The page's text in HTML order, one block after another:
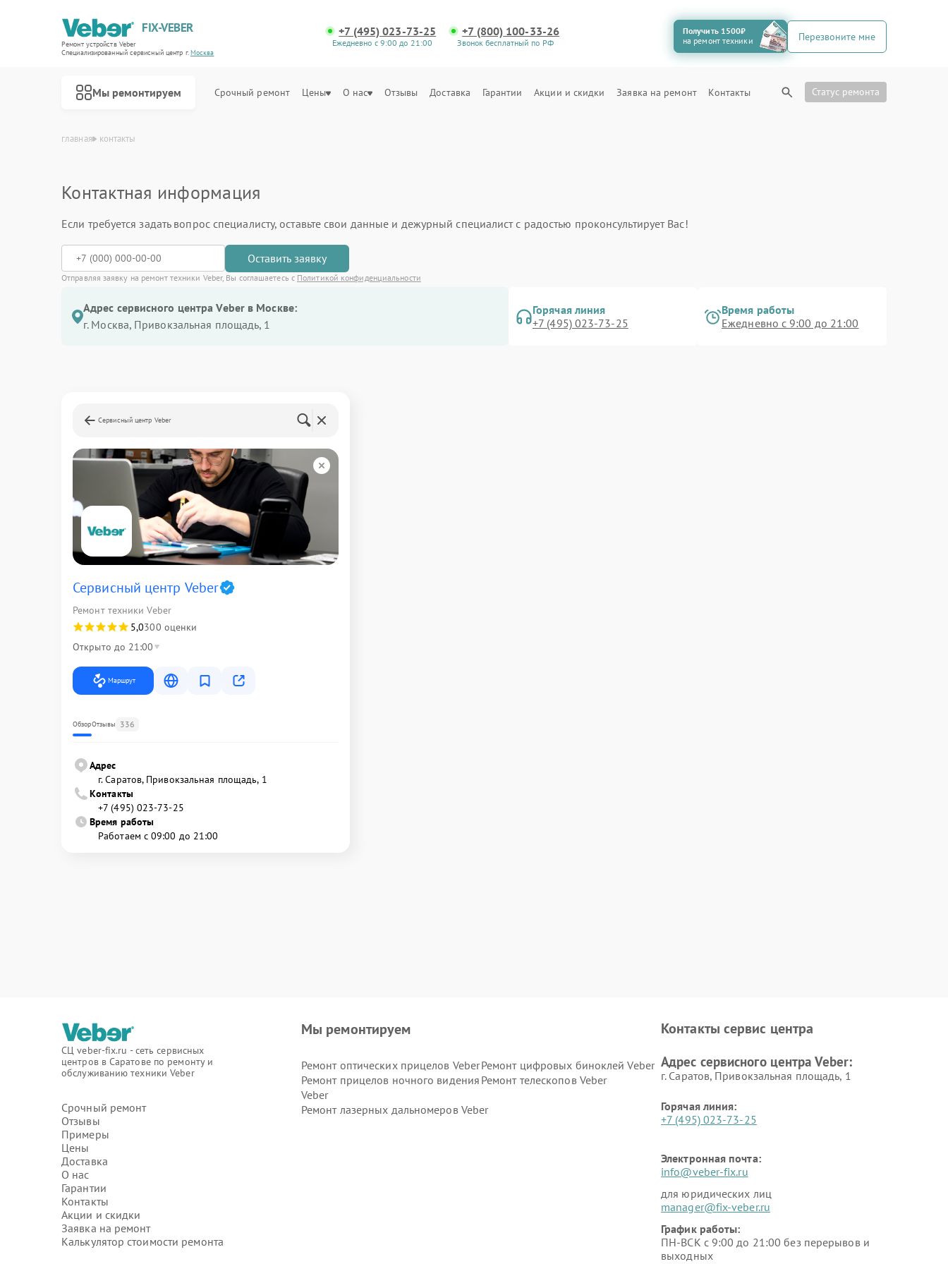
FIX-VEBER
Ремонт устройств Veber
Специализированный cервисный центр г.Москва
+7 (495) 023-73-25
Ежедневно с 9:00 до 21:00
+7 (800) 100-33-26
Звонок бесплатный по РФ
Получить 1500₽
на ремонт техники
Перезвоните мне
Мы ремонтируем Срочный ремонт Цены О нас Отзывы Доставка Гарантии Акции и скидки Заявка на ремонт Контакты Статус ремонта
главная контакты
Контактная информация
Если требуется задать вопрос специалисту, оставьте свои данные и дежурный специалист с радостью проконсультирует Вас!
Оставить заявку
Отправляя заявку на ремонт техники Veber, Вы соглашаетесь с Политикой конфиденциальности
Адрес сервисного центра Veber в Москве:
г. Москва, Привокзальная площадь, 1
Горячая линия
+7 (495) 023-73-25
Время работы
Ежедневно с 9:00 до 21:00
Сервисный центр Veber
Сервисный центр Veber
Ремонт техники Veber
5,0300 оценки
Открыто до 21:00
Маршрут
ОбзорОтзывы 336
Адрес
г. Саратов, Привокзальная площадь, 1
Контакты
+7 (495) 023-73-25
Время работы
Работаем с 09:00 до 21:00
СЦ veber-fix.ru - сеть сервисных
центров в Саратове по ремонту и
обслуживанию техники Veber
Срочный ремонт
Отзывы
Примеры
Цены
Доставка
О нас
Гарантии
Контакты
Акции и скидки
Заявка на ремонт
Калькулятор стоимости ремонта
Мы ремонтируем
Ремонт оптических прицелов VeberРемонт цифровых биноклей Veber
Ремонт прицелов ночного видения
Veber
Ремонт телескопов Veber
Ремонт лазерных дальномеров Veber
Контакты сервис центра
Адрес сервисного центра Veber:
г. Саратов, Привокзальная площадь, 1
Горячая линия:
+7 (495) 023-73-25
Электронная почта:
info@veber-fix.ru
для юридических лиц
manager@fix-veber.ru
График работы:
ПН-ВСК с 9:00 до 21:00 без перерывов и
выходных